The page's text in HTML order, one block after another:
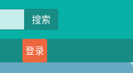
搜索
登录